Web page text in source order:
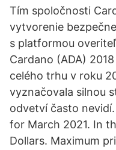
Tím spoločnosti
vytvorenie
s platformou
Cardano (ADA)
celého trhu v roku
vyznačovala silnou
odvetví často
for March 2021. In
Dollars. Maximum